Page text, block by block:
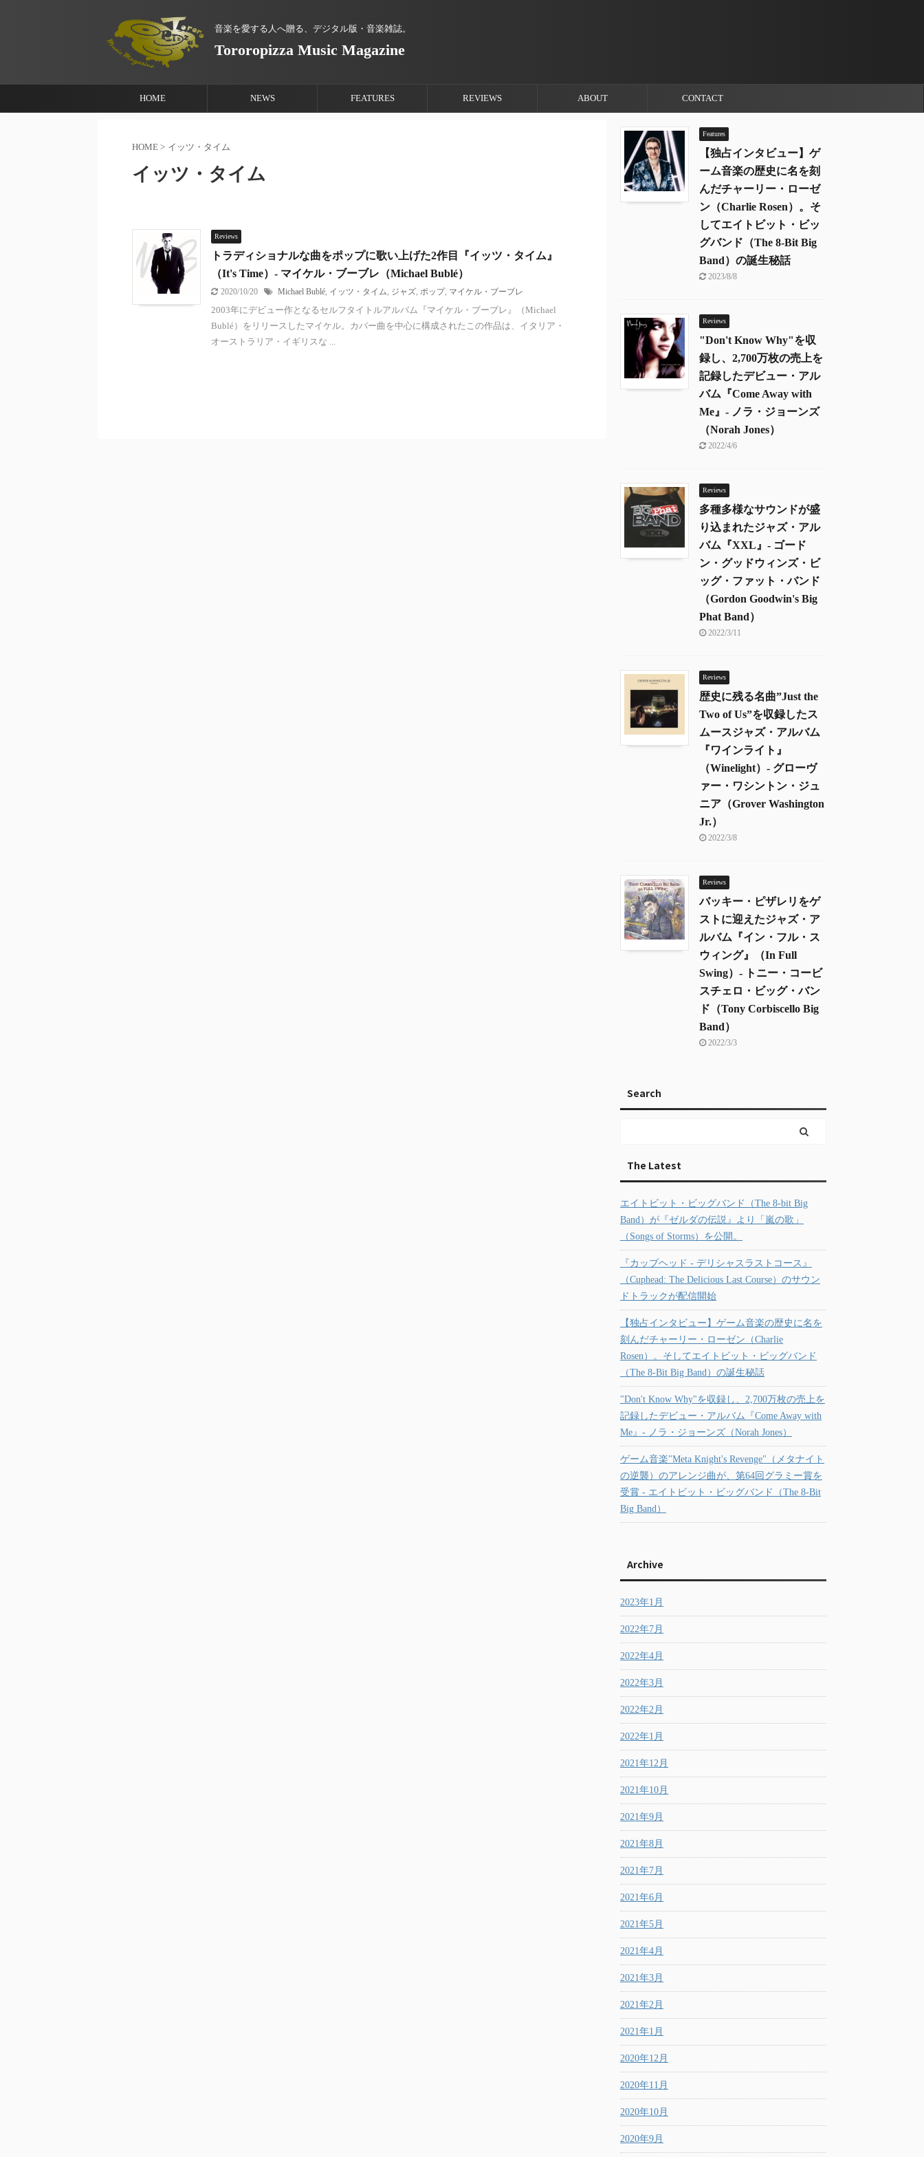
音楽を愛する人へ贈る、デジタル版・音楽雑誌。
Tororopizza Music Magazine
HOME NEWS FEATURES REVIEWS ABOUT CONTACT
HOME > イッツ・タイム
イッツ・タイム
Reviews
トラディショナルな曲をポップに歌い上げた2作目『イッツ・タイム』
（It's Time）- マイケル・ブーブレ（Michael Bublé）
2020/10/20 Michael Bublé イッツ・タイム ジャズ ポップ, マイケル・ブーブレ
2003年にデビュー作となるセルフタイトルアルバム『マイケル・ブーブレ』（Michael
Bublé）をリリースしたマイケル。カバー曲を中心に構成されたこの作品は、イタリア・
オーストラリア・イギリスな ...
Features
【独占インタビュー】ゲ
ーム音楽の歴史に名を刻
んだチャーリー・ローゼ
ン（Charlie Rosen）。そ
してエイトビット・ビッ
グバンド（The 8-Bit Big
Band）の誕生秘話
2023/8/8
Reviews
"Don't Know Why"を収
録し、2,700万枚の売上を
記録したデビュー・アル
バム『Come Away with
Me』- ノラ・ジョーンズ
（Norah Jones）
2022/4/6
Reviews
多種多様なサウンドが盛
り込まれたジャズ・アル
バム『XXL』- ゴード
ン・グッドウィンズ・ビ
ッグ・ファット・バンド
（Gordon Goodwin's Big
Phat Band）
2022/3/11
Reviews
歴史に残る名曲”Just the
Two of Us”を収録したス
ムースジャズ・アルバム
『ワインライト』
（Winelight）- グローヴ
ァー・ワシントン・ジュ
ニア（Grover Washington
Jr.）
2022/3/8
Reviews
バッキー・ピザレリをゲ
ストに迎えたジャズ・ア
ルバム『イン・フル・ス
ウィング』（In Full
Swing）- トニー・コービ
スチェロ・ビッグ・バン
ド（Tony Corbiscello Big
Band）
2022/3/3
Search
The Latest
エイトビット・ビッグバンド（The 8-bit Big
Band）が『ゼルダの伝説』より「嵐の歌」
（Songs of Storms）を公開。
『カップヘッド - デリシャスラストコース』
（Cuphead: The Delicious Last Course）のサウン
ドトラックが配信開始
【独占インタビュー】ゲーム音楽の歴史に名を
刻んだチャーリー・ローゼン（Charlie
Rosen）。そしてエイトビット・ビッグバンド
（The 8-Bit Big Band）の誕生秘話
"Don't Know Why"を収録し、2,700万枚の売上を
記録したデビュー・アルバム『Come Away with
Me』- ノラ・ジョーンズ（Norah Jones）
ゲーム音楽"Meta Knight's Revenge"（メタナイト
の逆襲）のアレンジ曲が、第64回グラミー賞を
受賞 - エイトビット・ビッグバンド（The 8-Bit
Big Band）
Archive
2023年1月
2022年7月
2022年4月
2022年3月
2022年2月
2022年1月
2021年12月
2021年10月
2021年9月
2021年8月
2021年7月
2021年6月
2021年5月
2021年4月
2021年3月
2021年2月
2021年1月
2020年12月
2020年11月
2020年10月
2020年9月